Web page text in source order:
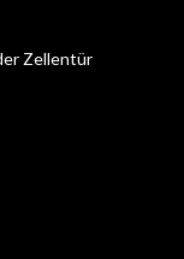
Zellentür